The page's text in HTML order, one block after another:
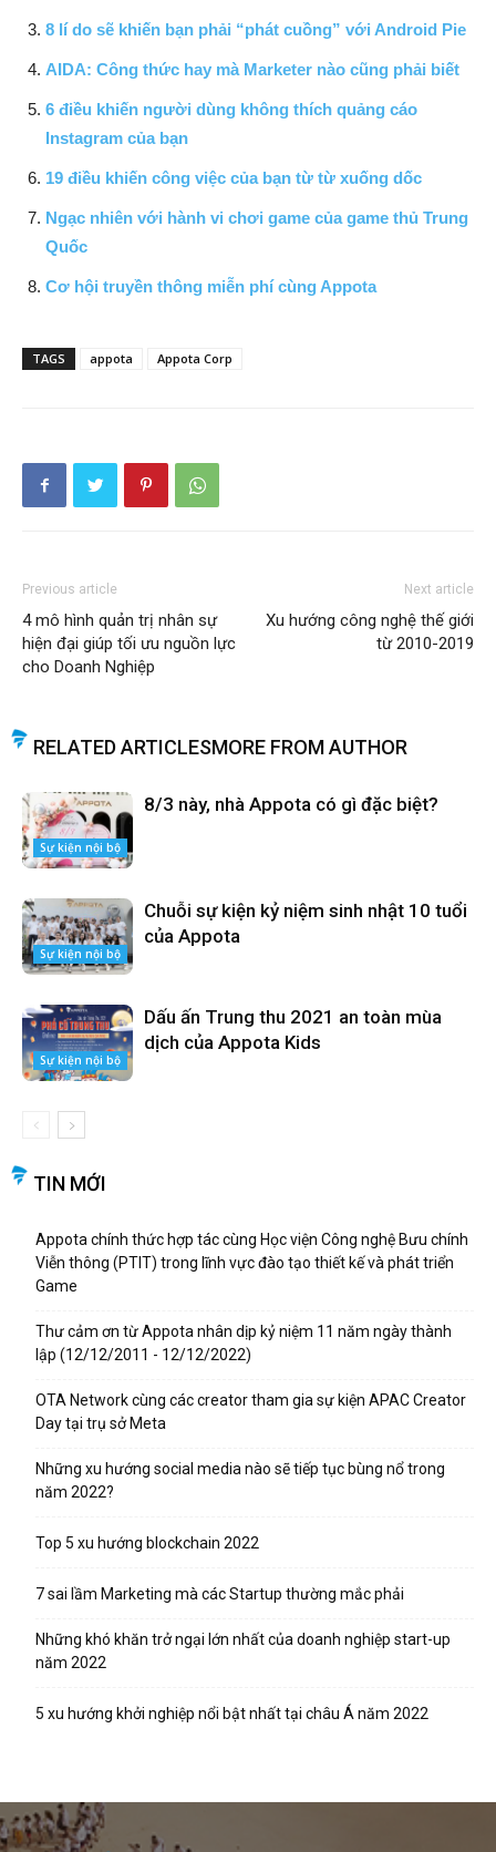
8 lí do sẽ khiến bạn phải “phát cuồng” với Android Pie
AIDA: Công thức hay mà Marketer nào cũng phải biết
6 điều khiến người dùng không thích quảng cáo
Instagram của bạn
19 điều khiến công việc của bạn từ từ xuống dốc
Ngạc nhiên với hành vi chơi game của game thủ Trung
Quốc
Cơ hội truyền thông miễn phí cùng Appota
TAGS appota Appota Corp
Previous article
4 mô hình quản trị nhân sự
hiện đại giúp tối ưu nguồn lực
cho Doanh Nghiệp
Next article
Xu hướng công nghệ thế giới
từ 2010-2019
RELATED ARTICLESMORE FROM AUTHOR
Sự kiện nội bộ
8/3 này, nhà Appota có gì đặc biệt?
Sự kiện nội bộ
Chuỗi sự kiện kỷ niệm sinh nhật 10 tuổi
của Appota
Sự kiện nội bộ
Dấu ấn Trung thu 2021 an toàn mùa
dịch của Appota Kids
TIN MỚI
Appota chính thức hợp tác cùng Học viện Công nghệ Bưu chính
Viễn thông (PTIT) trong lĩnh vực đào tạo thiết kế và phát triển
Game
Thư cảm ơn từ Appota nhân dịp kỷ niệm 11 năm ngày thành
lập (12/12/2011 - 12/12/2022)
OTA Network cùng các creator tham gia sự kiện APAC Creator
Day tại trụ sở Meta
Những xu hướng social media nào sẽ tiếp tục bùng nổ trong
năm 2022?
Top 5 xu hướng blockchain 2022
7 sai lầm Marketing mà các Startup thường mắc phải
Những khó khăn trở ngại lớn nhất của doanh nghiệp start-up
năm 2022
5 xu hướng khởi nghiệp nổi bật nhất tại châu Á năm 2022